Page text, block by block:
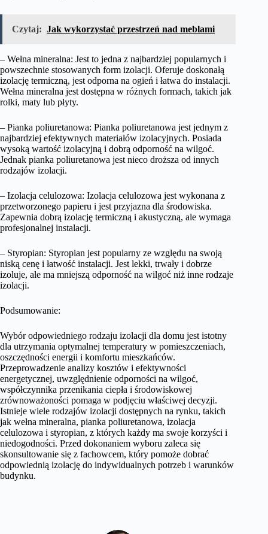
Czytaj: Jak wykorzystać przestrzeń nad meblami
– Wełna mineralna: Jest to jedna z najbardziej popularnych i
powszechnie stosowanych form izolacji. Oferuje doskonałą
izolację termiczną, jest odporna na ogień i łatwa do instalacji.
Wełna mineralna jest dostępna w różnych formach, takich jak
rolki, maty lub płyty.
– Pianka poliuretanowa: Pianka poliuretanowa jest jednym z
najbardziej efektywnych materiałów izolacyjnych. Posiada
wysoką wartość izolacyjną i dobrą odporność na wilgoć.
Jednak pianka poliuretanowa jest nieco droższa od innych
rodzajów izolacji.
– Izolacja celulozowa: Izolacja celulozowa jest wykonana z
przetworzonego papieru i jest przyjazna dla środowiska.
Zapewnia dobrą izolację termiczną i akustyczną, ale wymaga
profesjonalnej instalacji.
– Styropian: Styropian jest popularny ze względu na swoją
niską cenę i łatwość instalacji. Jest lekki, trwały i dobrze
izoluje, ale ma mniejszą odporność na wilgoć niż inne rodzaje
izolacji.
Podsumowanie:
Wybór odpowiedniego rodzaju izolacji dla domu jest istotny
dla utrzymania optymalnej temperatury w pomieszczeniach,
oszczędności energii i komfortu mieszkańców.
Przeprowadzenie analizy kosztów i efektywności
energetycznej, uwzględnienie odporności na wilgoć,
współczynnika przenikania ciepła i środowiskowej
zrównoważoności pomaga w podjęciu właściwej decyzji.
Istnieje wiele rodzajów izolacji dostępnych na rynku, takich
jak wełna mineralna, pianka poliuretanowa, izolacja
celulozowa i styropian, z których każdy ma swoje korzyści i
niedogodności. Przed dokonaniem wyboru zaleca się
skonsultowanie się z fachowcem, który pomoże dobrać
odpowiednią izolację do indywidualnych potrzeb i warunków
budynku.